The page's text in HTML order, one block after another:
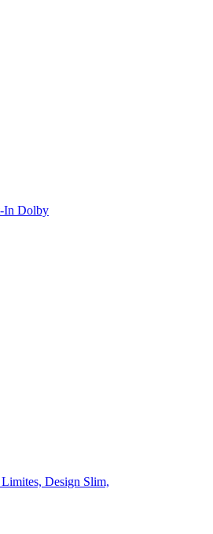
In Dolby
Design Slim,